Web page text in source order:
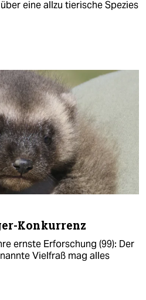
eine allzu tierische Spezies
Konkurrenz
ernste Erforschung (99): Der
Vielfraß mag alles